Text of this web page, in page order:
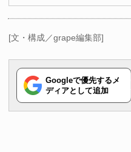
[文・構成／grape編集部]
Googleで優先するメ
ディアとして追加